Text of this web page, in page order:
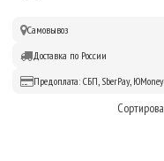
Самовывоз
Доставка по России
Предоплата: СБП, SberPay,